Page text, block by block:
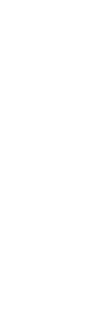
España e Italia
sus controles
Sevilla ha
Susto en
un bañista hasta la
Emvisesa
vulnerables con
Condenado a
a una menor tras
Persecución en
interviene más de